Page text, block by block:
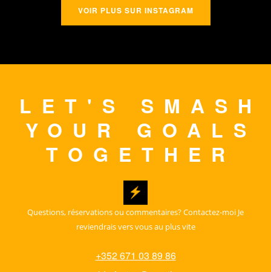
VOIR PLUS SUR INSTAGRAM
LET'S SMASH
YOUR GOALS
TOGETHER
Questions, réservations ou commentaires? Contactez-moi Je
reviendrais vers vous au plus vite
+352 671 03 89 86